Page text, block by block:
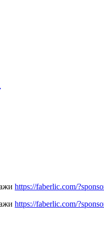
https://faberlic.com/
https://faberlic.com/